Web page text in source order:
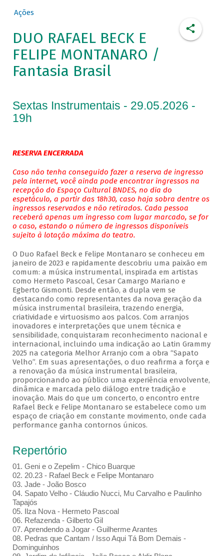
Ações
DUO RAFAEL BECK E
FELIPE MONTANARO /
Fantasia Brasil
Sextas Instrumentais - 29.05.2026 -
19h
RESERVA ENCERRADA
Caso não tenha conseguido fazer a reserva de ingresso
pela internet, você ainda pode encontrar ingressos na
recepção do Espaço Cultural BNDES, no dia do
espetáculo, a partir das 18h30, caso haja sobra dentre os
ingressos reservados e não retirados. Cada pessoa
receberá apenas um ingresso com lugar marcado, se for
o caso, estando o número de ingressos disponíveis
sujeito à lotação máxima do teatro.
O Duo Rafael Beck e Felipe Montanaro se conheceu em
janeiro de 2023 e rapidamente descobriu uma paixão em
comum: a música instrumental, inspirada em artistas
como Hermeto Pascoal, Cesar Camargo Mariano e
Egberto Gismonti. Desde então, a dupla vem se
destacando como representantes da nova geração da
música instrumental brasileira, trazendo energia,
criatividade e virtuosismo aos palcos. Com arranjos
inovadores e interpretações que unem técnica e
sensibilidade, conquistaram reconhecimento nacional e
internacional, incluindo uma indicação ao Latin Grammy
2025 na categoria Melhor Arranjo com a obra “Sapato
Velho”. Em suas apresentações, o duo reafirma a força e
a renovação da música instrumental brasileira,
proporcionando ao público uma experiência envolvente,
dinâmica e marcada pelo diálogo entre tradição e
inovação. Mais do que um concerto, o encontro entre
Rafael Beck e Felipe Montanaro se estabelece como um
espaço de criação em constante movimento, onde cada
performance ganha contornos únicos.
Repertório
01. Geni e o Zepelim - Chico Buarque
02. 20.23 - Rafael Beck e Felipe Montanaro
03. Jade - João Bosco
04. Sapato Velho - Cláudio Nucci, Mu Carvalho e Paulinho
Tapajós
05. Ilza Nova - Hermeto Pascoal
06. Refazenda - Gilberto Gil
07. Aprendendo a Jogar - Guilherme Arantes
08. Pedras que Cantam / Isso Aqui Tá Bom Demais -
Dominguinhos